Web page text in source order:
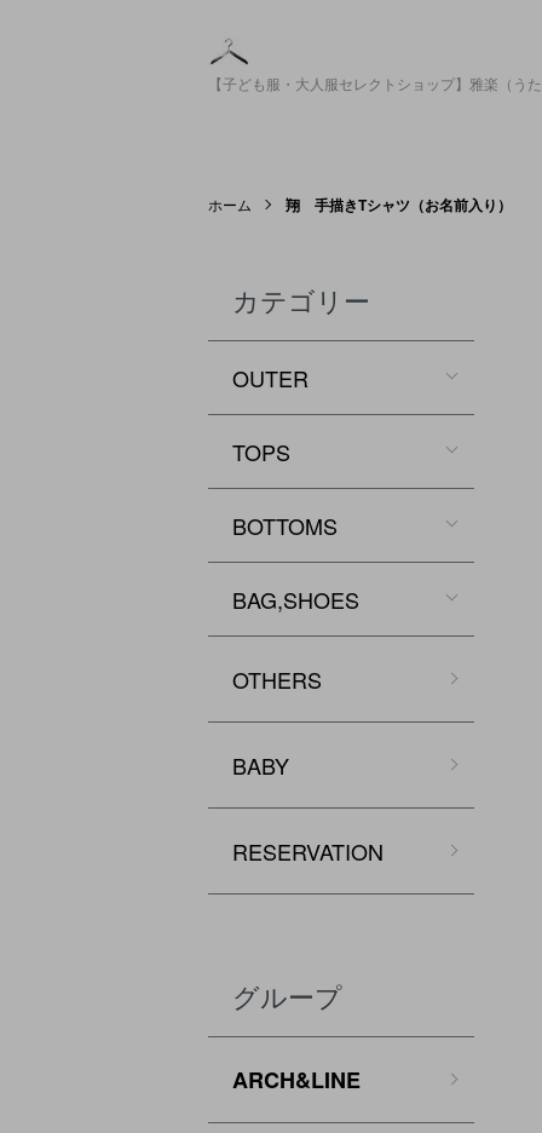
【子ども服・大人服セレクトショップ】雅楽（う
ホーム 翔 手描きTシャツ（お名前入り）
カテゴリー
OUTER
TOPS
BOTTOMS
BAG,SHOES
OTHERS
BABY
RESERVATION
グループ
ARCH&LINE